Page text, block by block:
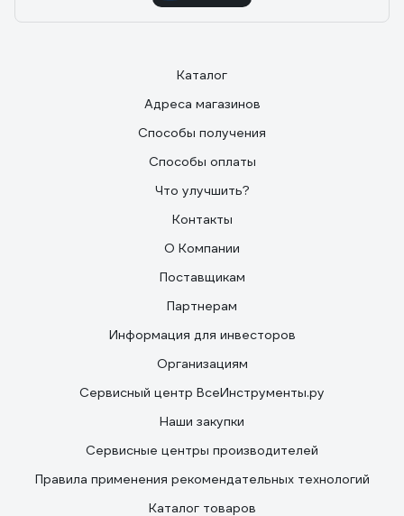
Каталог
Адреса магазинов
Способы получения
Способы оплаты
Что улучшить?
Контакты
О Компании
Поставщикам
Партнерам
Информация для инвесторов
Организациям
Сервисный центр ВсеИнструменты.ру
Наши закупки
Сервисные центры производителей
Правила применения рекомендательных технологий
Каталог товаров